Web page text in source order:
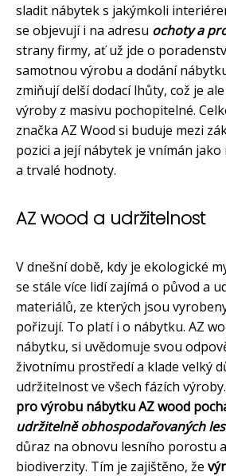
sladit nábytek s jakýmkoli
se objevují i na adresu ochoty a
strany firmy, ať už jde o
samotnou výrobu a dodání
zmiňují delší dodací lhůty, což je
výroby z masivu pochopitelné.
značka AZ Wood si buduje mezi
pozici a její nábytek je vnímán
a trvalé hodnoty.
AZ wood a udržitelnost
V dnešní době, kdy je ekologické
se stále více lidí zajímá o původ a
materiálů, ze kterých jsou
pořizují. To platí i o nábytku. AZ
nábytku, si uvědomuje svou
životnímu prostředí a klade velký
udržitelnost ve všech fázích výroby.
pro výrobu nábytku AZ wood
udržitelně obhospodařovaných
důraz na obnovu lesního porostu
biodiverzity. Tím je zajištěno, že